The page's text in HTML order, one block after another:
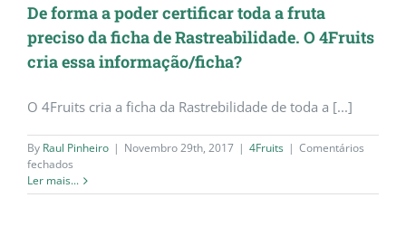
de
fruta
em
cada
Câmara
De forma a poder certificar toda a fruta
preciso da ficha de Rastreabilidade. O 4Fruits
cria essa informação/ficha?
O 4Fruits cria a ficha da Rastrebilidade de toda a [...]
By Raul Pinheiro | Novembro 29th, 2017 | 4Fruits | Comentários
fechados
De
forma
Ler mais...